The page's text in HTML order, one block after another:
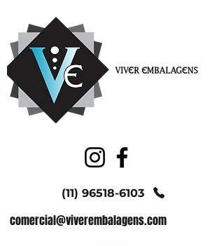
(11) 96518-6103
comercial@viverembalagens.com